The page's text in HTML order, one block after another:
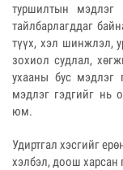
туршилтын мэдлэг
тайлбарлагддаг
түүх, хэл шинжлэл,
зохиол судлал,
ухааны бус мэдлэг
мэдлэг гэдгийг нь
юм.
Удиртгал хэсгийг
хэлбэл, доош харсан